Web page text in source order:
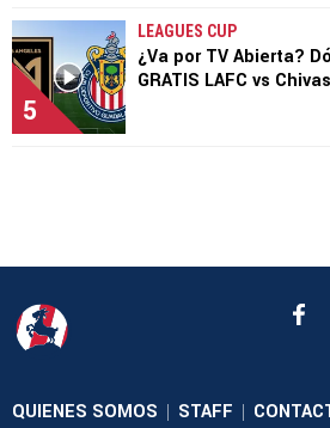
5
LEAGUES CUP
¿Va por TV Abierta?
GRATIS LAFC vs Chivas
QUIENES SOMOS | STAFF |